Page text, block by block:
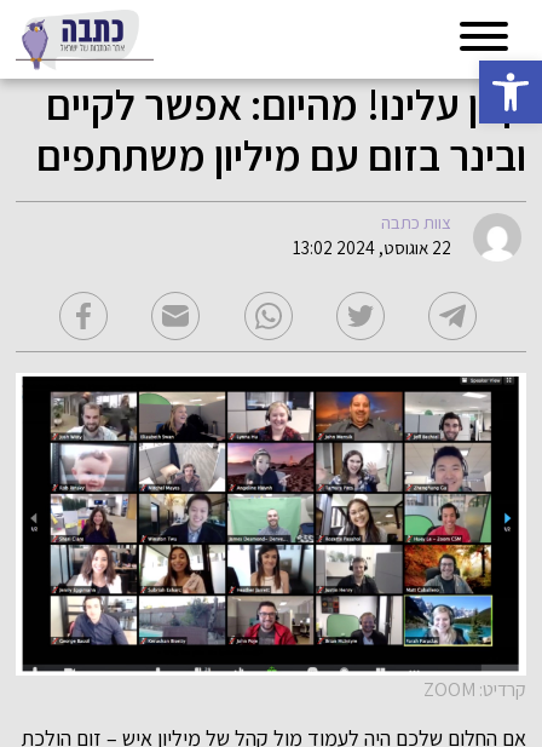
פתח סרגל נגישות
קטן עלינו! מהיום: אפשר לקיים
ובינר בזום עם מיליון משתתפים
צוות כתבה
22 אוגוסט, 2024 13:02
קרדיט: ZOOM
אם החלום שלכם היה לעמוד מול קהל של מיליון איש – זום הולכת